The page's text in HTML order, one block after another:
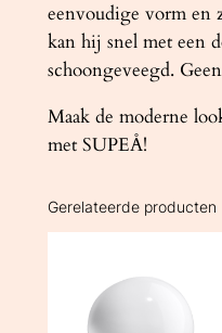
eenvoudige vorm en
kan hij snel met een
schoongeveegd.
Maak de moderne
met SUPEÅ!
Gerelateerde producten